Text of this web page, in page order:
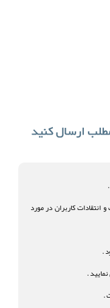
کاربران در مورد
.
.